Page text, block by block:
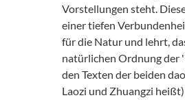
Vorstellungen steht.
einer tiefen
für die Natur und lehrt,
natürlichen Ordnung der
den Texten der beiden
Laozi und Zhuangzi